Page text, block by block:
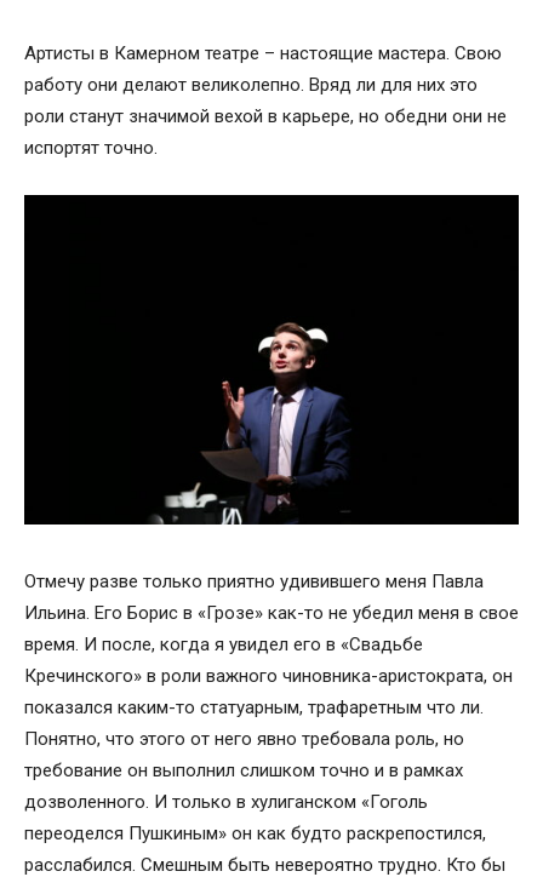
Артисты в Камерном театре – настоящие мастера. Свою
работу они делают великолепно. Вряд ли для них это
роли станут значимой вехой в карьере, но обедни они не
испортят точно.
Отмечу разве только приятно удивившего меня Павла
Ильина. Его Борис в «Грозе» как-то не убедил меня в свое
время. И после, когда я увидел его в «Свадьбе
Кречинского» в роли важного чиновника-аристократа, он
показался каким-то статуарным, трафаретным что ли.
Понятно, что этого от него явно требовала роль, но
требование он выполнил слишком точно и в рамках
дозволенного. И только в хулиганском «Гоголь
переоделся Пушкиным» он как будто раскрепостился,
расслабился. Смешным быть невероятно трудно. Кто бы